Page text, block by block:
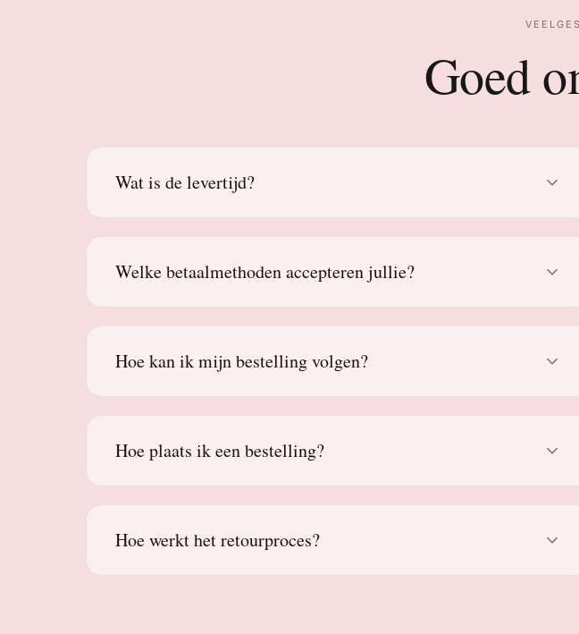
Goed
Wat is de levertijd?
Welke betaalmethoden accepteren jullie?
Hoe kan ik mijn bestelling volgen?
Hoe plaats ik een bestelling?
Hoe werkt het retourproces?